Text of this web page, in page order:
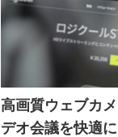
高画質ウェブカ
デオ会議を快適